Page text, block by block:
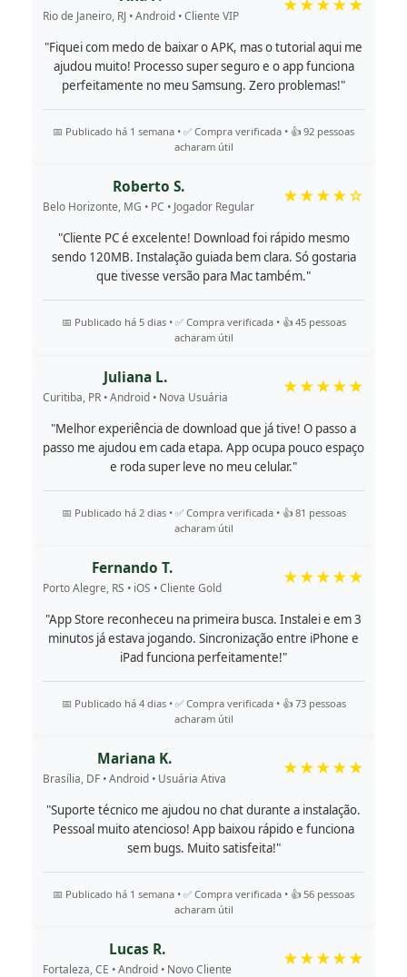
Rio de Janeiro, RJ • Android • Cliente VIP
★★★★★
"Fiquei com medo de baixar o APK, mas o tutorial aqui me
ajudou muito! Processo super seguro e o app funciona
perfeitamente no meu Samsung. Zero problemas!"
📅 Publicado há 1 semana • ✅ Compra verificada • 👍 92 pessoas
acharam útil
Roberto S.
Belo Horizonte, MG • PC • Jogador Regular
★★★★☆
"Cliente PC é excelente! Download foi rápido mesmo
sendo 120MB. Instalação guiada bem clara. Só gostaria
que tivesse versão para Mac também."
📅 Publicado há 5 dias • ✅ Compra verificada • 👍 45 pessoas
acharam útil
Juliana L.
Curitiba, PR • Android • Nova Usuária
★★★★★
"Melhor experiência de download que já tive! O passo a
passo me ajudou em cada etapa. App ocupa pouco espaço
e roda super leve no meu celular."
📅 Publicado há 2 dias • ✅ Compra verificada • 👍 81 pessoas
acharam útil
Fernando T.
Porto Alegre, RS • iOS • Cliente Gold
★★★★★
"App Store reconheceu na primeira busca. Instalei e em 3
minutos já estava jogando. Sincronização entre iPhone e
iPad funciona perfeitamente!"
📅 Publicado há 4 dias • ✅ Compra verificada • 👍 73 pessoas
acharam útil
Mariana K.
Brasília, DF • Android • Usuária Ativa
★★★★★
"Suporte técnico me ajudou no chat durante a instalação.
Pessoal muito atencioso! App baixou rápido e funciona
sem bugs. Muito satisfeita!"
📅 Publicado há 1 semana • ✅ Compra verificada • 👍 56 pessoas
acharam útil
Lucas R.
Fortaleza, CE • Android • Novo Cliente
★★★★★